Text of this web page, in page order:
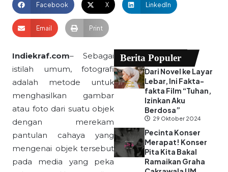
Facebook X LinkedIn
Email Print
Indiekraf.com– Sebagai
istilah umum, fotografi
adalah metode untuk
menghasilkan gambar
atau foto dari suatu objek
dengan merekam
pantulan cahaya yang
mengenai objek tersebut
pada media yang peka
Berita Populer
Dari Novel ke Layar
Lebar, Ini Fakta-
fakta Film “Tuhan,
Izinkan Aku
Berdosa”
29 Oktober 2024
Pecinta Konser
Merapat! Konser
Pita Kita Bakal
Ramaikan Graha